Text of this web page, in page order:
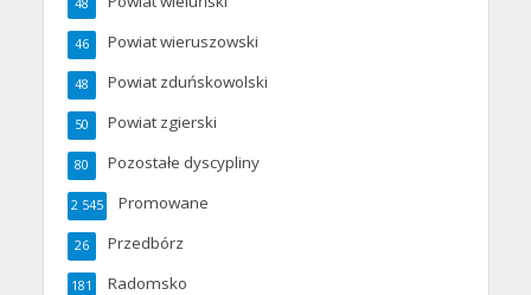
48
Powiat wieruszowski
46
Powiat zduńskowolski
48
Powiat zgierski
50
Pozostałe dyscypliny
80
Promowane
2 545
Przedbórz
26
Radomsko
181